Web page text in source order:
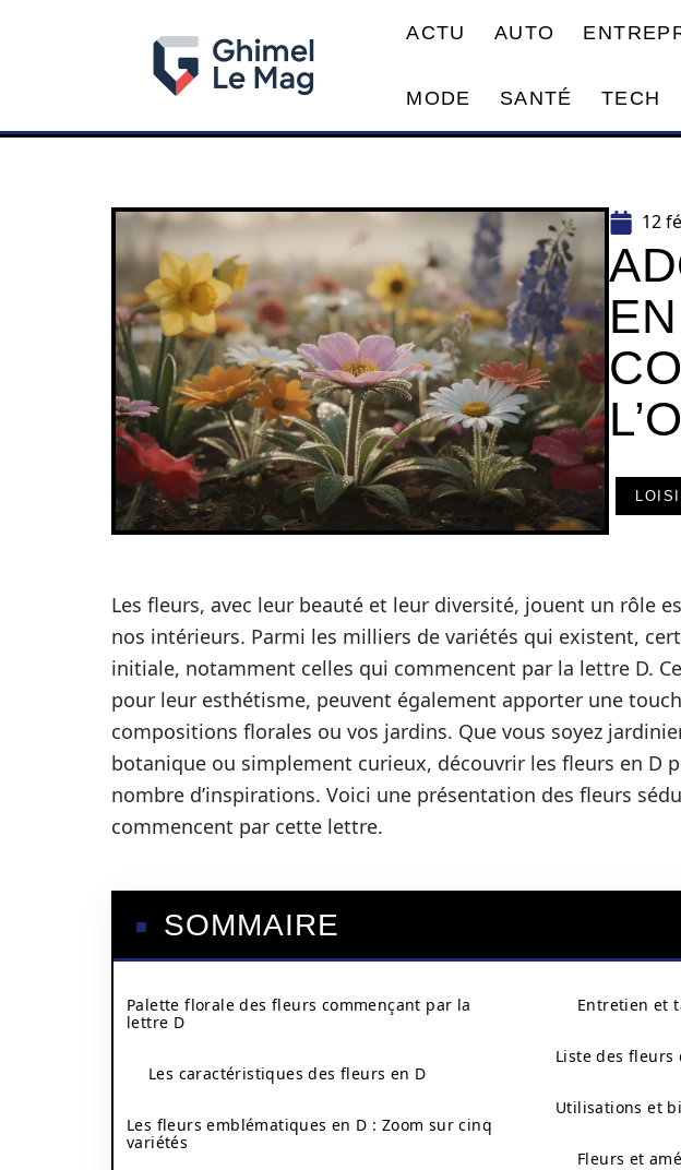
ACTU AUTO
MODE SANTÉ TECH
12
Les fleurs, avec leur beauté et leur diversité, jouent un rôle
nos intérieurs. Parmi les milliers de variétés qui existent,
initiale, notamment celles qui commencent par la lettre D.
pour leur esthétisme, peuvent également apporter une
compositions florales ou vos jardins. Que vous soyez
botanique ou simplement curieux, découvrir les fleurs en D
nombre d’inspirations. Voici une présentation des fleurs
commencent par cette lettre.
SOMMAIRE
Palette florale des fleurs commençant par la
lettre D
Les caractéristiques des fleurs en D
Les fleurs emblématiques en D : Zoom sur cinq
variétés
Entretien et
Liste des fleurs
Utilisations et
Fleurs et